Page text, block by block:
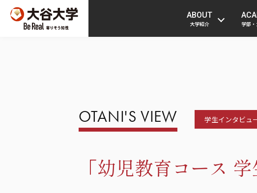
ABOUT
大学紹介 学部
OTANI'S VIEW 学生インタビュ
「幼児教育コース